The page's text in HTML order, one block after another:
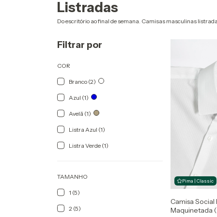
Listradas
Do escritório ao final de semana. Camisas masculinas
Filtrar por
COR
Branco (2)
Azul (1)
Avelã (1)
Listra Azul (1)
Listra Verde (1)
TAMANHO
1 (5)
2 (5)
Pima | Classic
Camisa Social
Maquinetada